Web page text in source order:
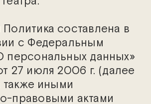
составлена в
с Федеральным
персональных данных»
27 июля 2006 г. (далее
также иными
правовыми актами